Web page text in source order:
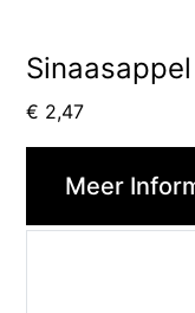
€ 2,47
Meer